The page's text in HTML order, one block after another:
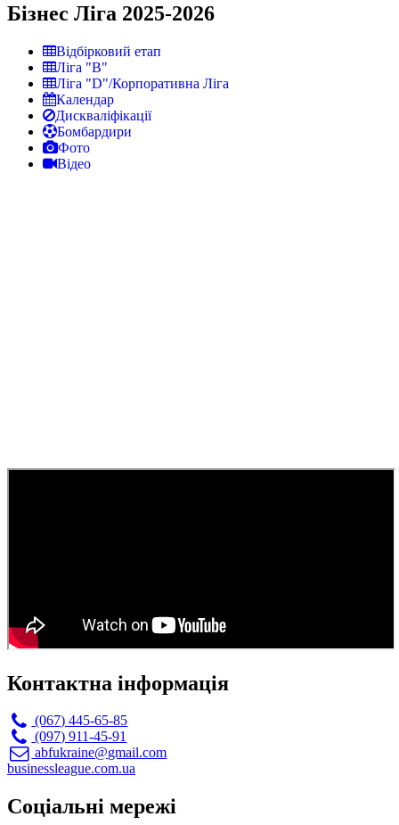
Бізнес Ліга 2025-2026
Відбірковий етап
Ліга "В"
Ліга "D"/Корпоративна Ліга
Календар
Дискваліфікації
Бомбардири
Фото
Відео
Контактна інформація
(067) 445-65-85
(097) 911-45-91
abfukraine@gmail.com
businessleague.com.ua
Соціальні мережі